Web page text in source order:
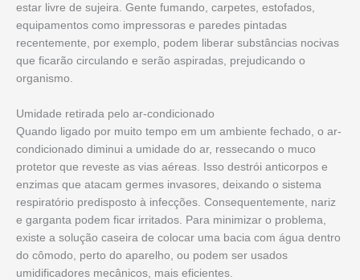
estar livre de sujeira. Gente fumando, carpetes, estofados,
equipamentos como impressoras e paredes pintadas
recentemente, por exemplo, podem liberar substâncias nocivas
que ficarão circulando e serão aspiradas, prejudicando o
organismo.
Umidade retirada pelo ar-condicionado
Quando ligado por muito tempo em um ambiente fechado, o ar-
condicionado diminui a umidade do ar, ressecando o muco
protetor que reveste as vias aéreas. Isso destrói anticorpos e
enzimas que atacam germes invasores, deixando o sistema
respiratório predisposto à infecções. Consequentemente, nariz
e garganta podem ficar irritados. Para minimizar o problema,
existe a solução caseira de colocar uma bacia com água dentro
do cômodo, perto do aparelho, ou podem ser usados
umidificadores mecânicos, mais eficientes.